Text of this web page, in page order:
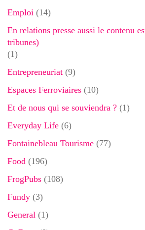
Emploi (14)
En relations presse aussi le contenu
tribunes)
(1)
Entrepreneuriat (9)
Espaces Ferroviaires (10)
Et de nous qui se souviendra ? (1)
Everyday Life (6)
Fontainebleau Tourisme (77)
Food (196)
FrogPubs (108)
Fundy (3)
General (1)